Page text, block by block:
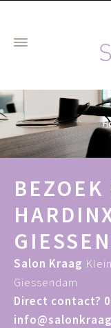
Salon Kraag
Giessendam
Direct contact?